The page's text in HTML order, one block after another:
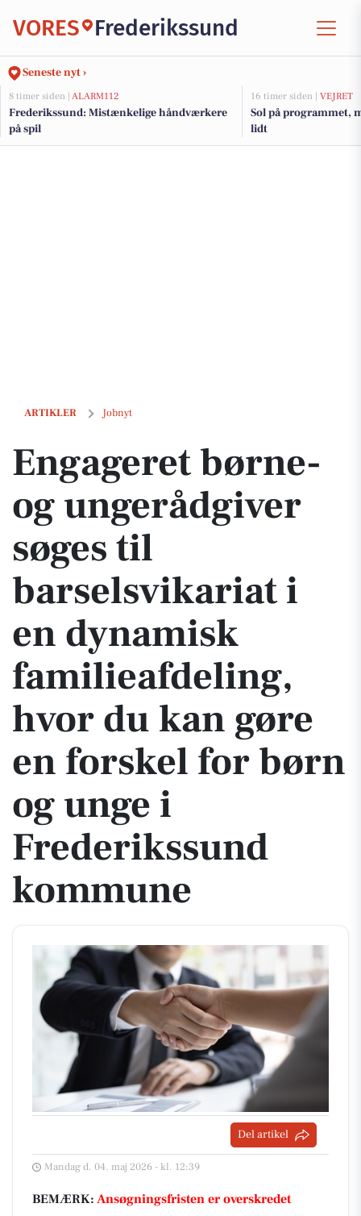
VORES Frederikssund
Seneste nyt ›
8 timer siden | ALARM112
Frederikssund: Mistænkelige håndværkere
på spil
16 timer siden | VEJRET
Sol på programmet,
lidt
ARTIKLER Jobnyt
Engageret børne- og ungerådgiver søges til barselsvikariat i en
Engageret børne-
og ungerådgiver
søges til
barselsvikariat i
en dynamisk
familieafdeling,
hvor du kan gøre
en forskel for børn
og unge i
Frederikssund
kommune
Del artikel
Mandag d. 04. maj 2026 - kl. 12:39
BEMÆRK: Ansøgningsfristen er overskredet